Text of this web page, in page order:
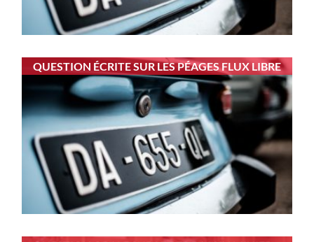
QUESTION ÉCRITE SUR LES PÉAGES FLUX LIBRE